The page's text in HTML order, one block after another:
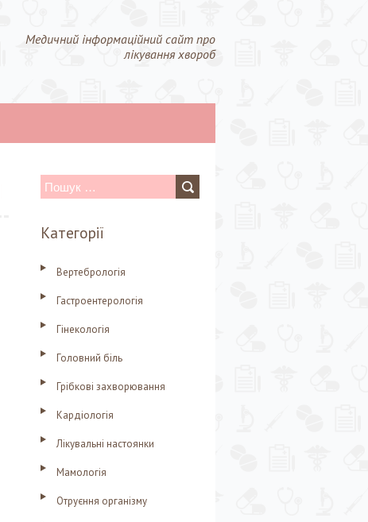
Медичний інформаційний сайт про
лікування хвороб
П
ш
Категорії
Вертебрологія
Гастроентерологія
Гінекологія
Головний біль
Грібкові захворювання
Кардіологія
Лікувальні настоянки
Мамологія
Отруєння організму